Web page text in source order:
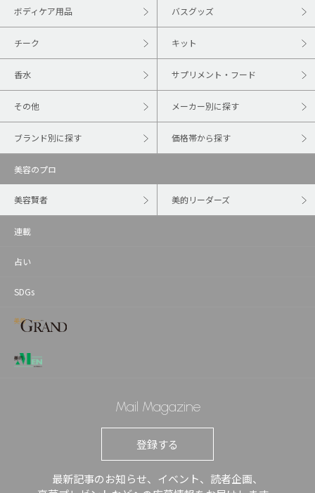
ボディケア用品 バスグッズ
チーク キット
香水 サプリメント・フード
その他 メーカー別に探す
ブランド別に探す 価格帯から探す
美容のプロ
美容賢者 美的リーダーズ
連載
占い
SDGs
Mail Magazine
登録する
最新記事のお知らせ、イベント、読者企画、